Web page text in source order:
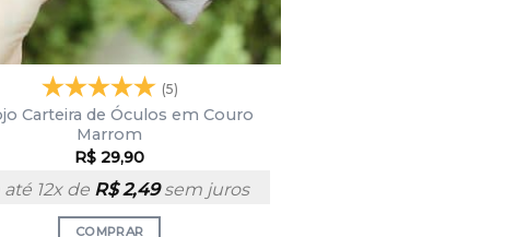
(5)
Carteira de Óculos em Couro
Marrom
R$ 29,90
até 12x de R$2,49sem juros
COMPRAR